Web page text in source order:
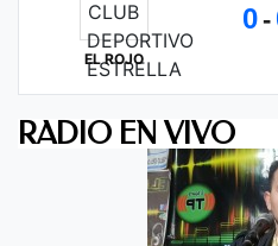
EL ROJO
0-
RADIO EN VIVO